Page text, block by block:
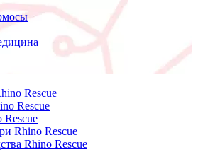
Rescue
Rescue
Rhino Rescue
Rhino Rescue